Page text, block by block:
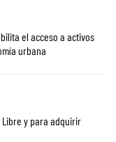
urbana
Libre y para adquirir